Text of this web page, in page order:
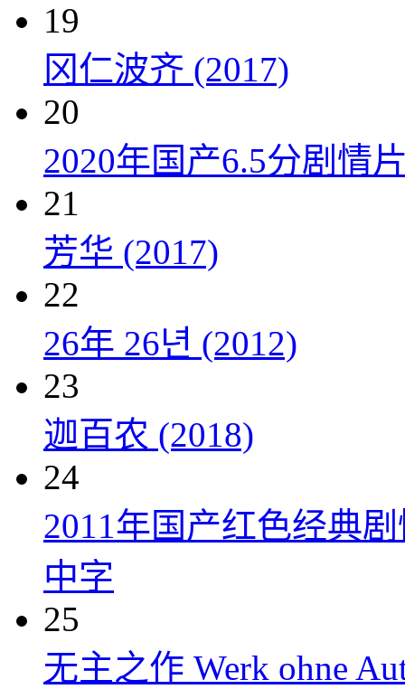
19
冈仁波齐 (2017)
20
2020年国产6.5分剧情
21
芳华 (2017)
22
26年 26년 (2012)
23
迦百农 (2018)
24
2011年国产红色经典
中字
25
无主之作 Werk ohne